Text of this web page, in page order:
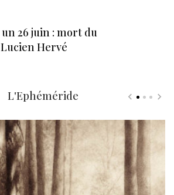
un 26 juin : mort du
Hervé
L'Ephéméride